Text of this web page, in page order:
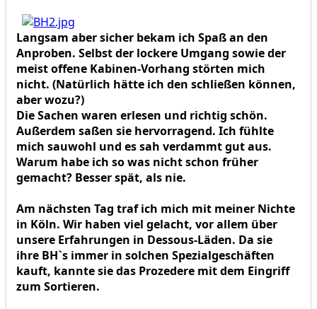
Langsam aber sicher bekam ich Spaß an den
Anproben. Selbst der lockere Umgang sowie der
meist offene Kabinen-Vorhang störten mich
nicht. (Natürlich hätte ich den schließen können,
aber wozu?)
Die Sachen waren erlesen und richtig schön.
Außerdem saßen sie hervorragend. Ich fühlte
mich sauwohl und es sah verdammt gut aus.
Warum habe ich so was nicht schon früher
gemacht? Besser spät, als nie.
Am nächsten Tag traf ich mich mit meiner Nichte
in Köln. Wir haben viel gelacht, vor allem über
unsere Erfahrungen in Dessous-Läden. Da sie
ihre BH`s immer in solchen Spezialgeschäften
kauft, kannte sie das Prozedere mit dem Eingriff
zum Sortieren.